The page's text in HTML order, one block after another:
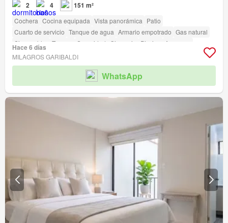
2 4 151 m²
Cochera Cocina equipada Vista panorámica Patio
Cuarto de servicio Tanque de agua Armario empotrado Gas natural
Sin amoblar
Terraza Seguridad Gimnasio Piscina
Ascensor
Vigilante Barbacoa Acceso para personas con discapacidad
Hace 6 días
MILAGROS GARIBALDI
WhatsApp